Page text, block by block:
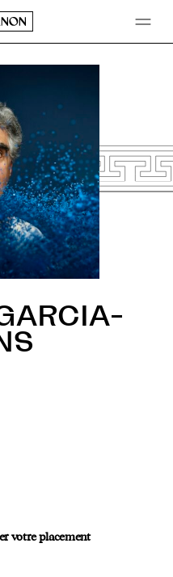
votre placement